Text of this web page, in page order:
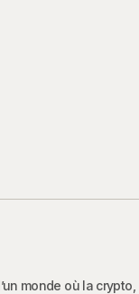
monde où la crypto,